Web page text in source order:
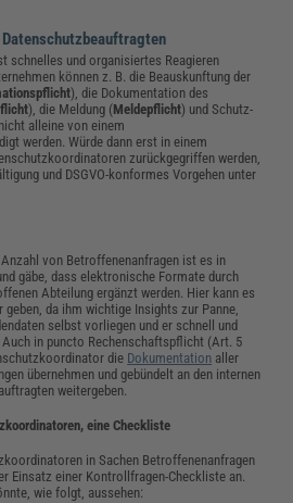
schnelles und organisiertes Reagieren
können z. B. die Beauskunftung der
), die Dokumentation des
), die Meldung (Meldepflicht) und Schutz-
alleine von einem
werden. Würde dann erst in einem
zurückgegriffen werden,
und DSGVO-konformes Vorgehen unter
von Betroffenenanfragen ist es in
gäbe, dass elektronische Formate durch
Abteilung ergänzt werden. Hier kann es
da ihm wichtige Insights zur Panne,
selbst vorliegen und er schnell und
in puncto Rechenschaftspflicht (Art. 5
die Dokumentation aller
übernehmen und gebündelt an den internen
weitergeben.
eine Checkliste
in Sachen Betroffenenanfragen
Einsatz einer Kontrollfragen-Checkliste an.
wie folgt, aussehen: